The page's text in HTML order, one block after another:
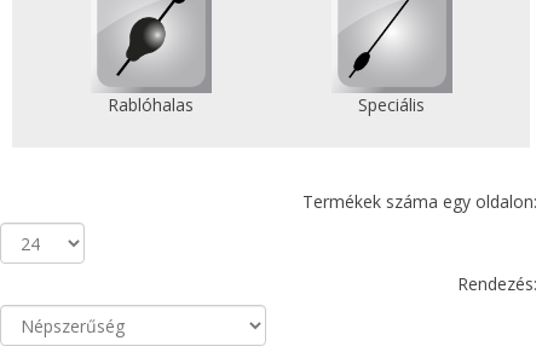
Rablóhalas Speciális
Termékek száma egy oldalon:
Rendezés: